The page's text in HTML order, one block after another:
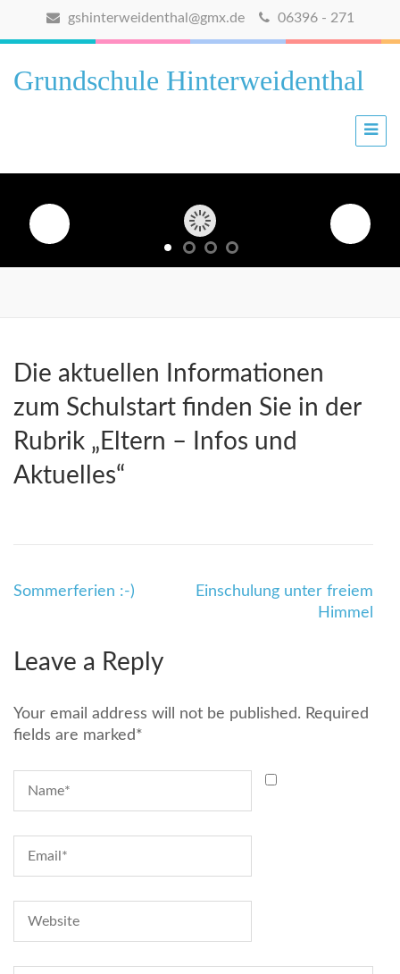
gshinterweidenthal@gmx.de 06396 - 271
Grundschule Hinterweidenthal
Die aktuellen Informationen
zum Schulstart finden Sie in der
Rubrik „Eltern – Infos und
Aktuelles“
Beitragsnavigation
Sommerferien :-)
Einschulung unter freiem
Himmel
Leave a Reply
Your email address will not be published. Required
fields are marked*